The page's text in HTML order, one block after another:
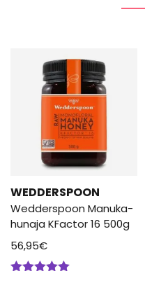
WEDDERSPOON
Wedderspoon Manuka-
hunaja KFactor 16 500g
56,95€